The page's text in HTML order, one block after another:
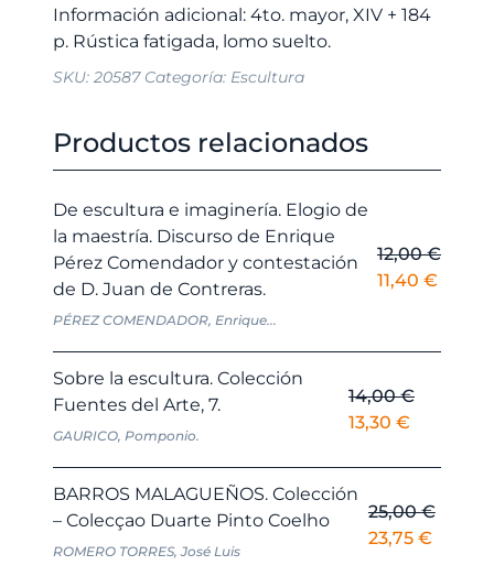
Información adicional: 4to. mayor, XIV + 184
SKU: 20587 Categoría: Escultura
Productos relacionados
De escultura e imaginería. Elogio de
la maestría. Discurso de Enrique
Pérez Comendador y contestación
de D. Juan de Contreras.
PÉREZ COMENDADOR, Enrique...
12,00€
El
era:
12,00 €.
11,40 €
es:
Sobre la escultura. Colección
Fuentes del Arte, 7.
GAURICO, Pomponio.
14,00€
El
original
era:
14,00 €.
13,30€
actual
es:
13,30 €.
BARROS MALAGUEÑOS. Colección
– Colecçao Duarte Pinto Coelho
ROMERO TORRES, José Luis
25,00€
El
23,75 €El